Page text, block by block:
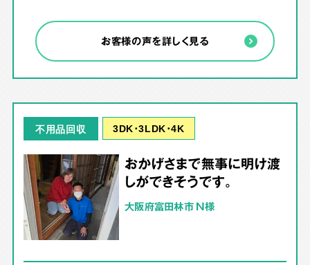
お客様の声を詳しく見る
不用品回収 3DK･3LDK･4K
おかげさまで無事に明け渡
しができそうです。
大阪府富田林市 N様